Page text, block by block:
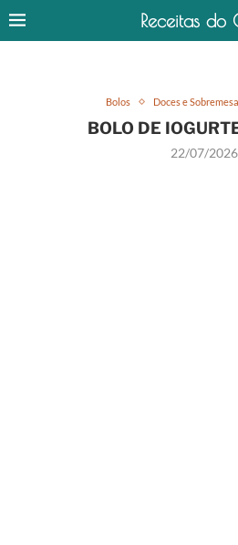
Receitas do
Bolos Doces e
BOLO DE
22/07/2026